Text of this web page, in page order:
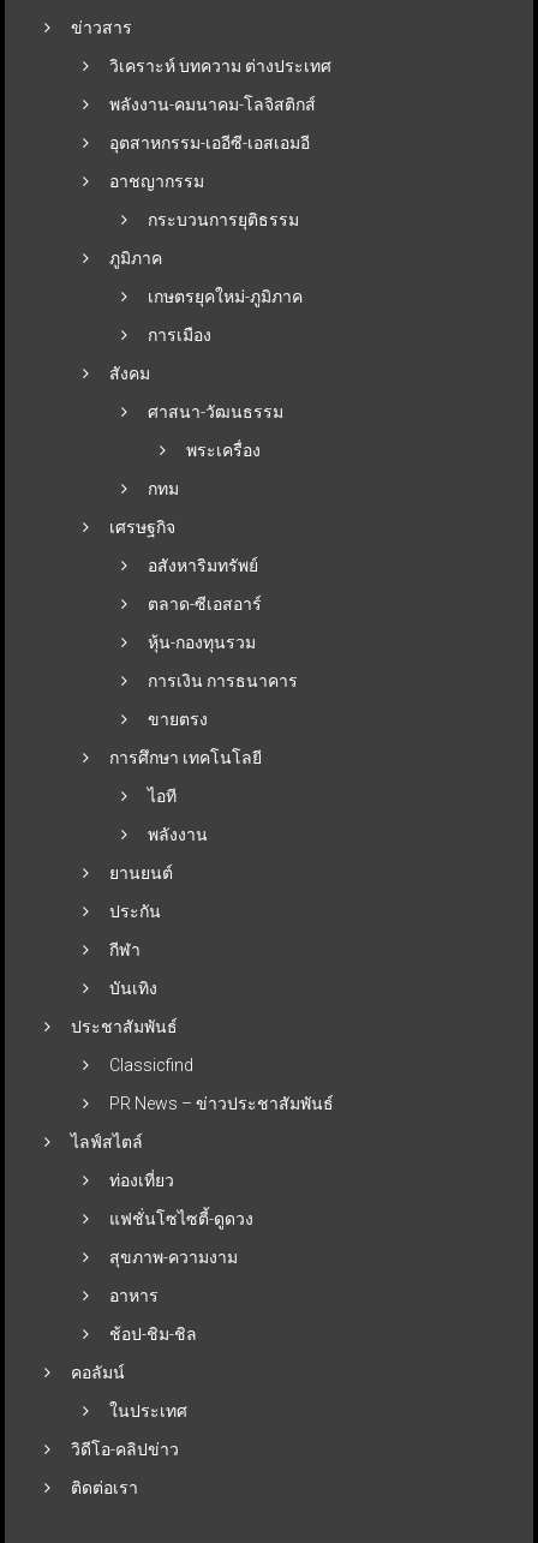
ข่าวสาร
วิเคราะห์ บทความ ต่างประเทศ
พลังงาน-คมนาคม-โลจิสติกส์
อุตสาหกรรม-เออีซี-เอสเอมอี
อาชญากรรม
กระบวนการยุติธรรม
ภูมิภาค
เกษตรยุคใหม่-ภูมิภาค
การเมือง
สังคม
ศาสนา-วัฒนธรรม
พระเครื่อง
กทม
เศรษฐกิจ
อสังหาริมทรัพย์
ตลาด-ซีเอสอาร์
หุ้น-กองทุนรวม
การเงิน การธนาคาร
ขายตรง
การศึกษา เทคโนโลยี
ไอที
พลังงาน
ยานยนต์
ประกัน
กีฬา
บันเทิง
ประชาสัมพันธ์
Classicfind
PR News – ข่าวประชาสัมพันธ์
ไลฟ์สไตล์
ท่องเที่ยว
แฟชั่นโซไซตี้-ดูดวง
สุขภาพ-ความงาม
อาหาร
ช้อป-ชิม-ชิล
คอลัมน์
ในประเทศ
วิดีโอ-คลิปข่าว
ติดต่อเรา